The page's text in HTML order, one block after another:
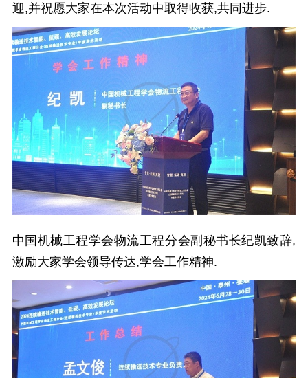
迎,并祝愿大家在本次活动中取得收获,共同进步.
中国机械工程学会物流工程分会副秘书长纪凯致辞,
激励大家学会领导传达,学会工作精神.